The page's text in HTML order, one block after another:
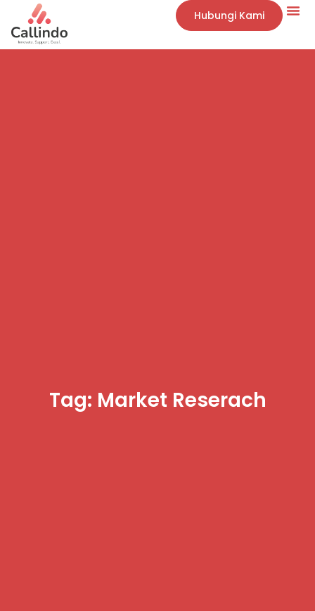
Hubungi Kami
Tag: Market Reserach